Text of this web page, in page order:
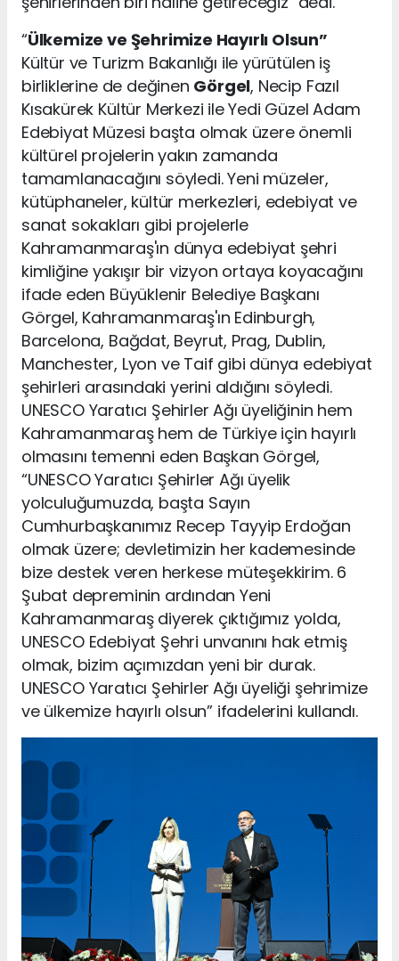
“Ülkemize ve Şehrimize Hayırlı Olsun”
Kültür ve Turizm Bakanlığı ile yürütülen iş
birliklerine de değinen Görgel, Necip Fazıl
Kısakürek Kültür Merkezi ile Yedi Güzel Adam
Edebiyat Müzesi başta olmak üzere önemli
kültürel projelerin yakın zamanda
tamamlanacağını söyledi. Yeni müzeler,
kütüphaneler, kültür merkezleri, edebiyat ve
sanat sokakları gibi projelerle
Kahramanmaraş'ın dünya edebiyat şehri
kimliğine yakışır bir vizyon ortaya koyacağını
ifade eden Büyüklenir Belediye Başkanı
Görgel, Kahramanmaraş'ın Edinburgh,
Barcelona, Bağdat, Beyrut, Prag, Dublin,
Manchester, Lyon ve Taif gibi dünya edebiyat
şehirleri arasındaki yerini aldığını söyledi.
UNESCO Yaratıcı Şehirler Ağı üyeliğinin hem
Kahramanmaraş hem de Türkiye için hayırlı
olmasını temenni eden Başkan Görgel,
“UNESCO Yaratıcı Şehirler Ağı üyelik
yolculuğumuzda, başta Sayın
Cumhurbaşkanımız Recep Tayyip Erdoğan
olmak üzere; devletimizin her kademesinde
bize destek veren herkese müteşekkirim. 6
Şubat depreminin ardından Yeni
Kahramanmaraş diyerek çıktığımız yolda,
UNESCO Edebiyat Şehri unvanını hak etmiş
olmak, bizim açımızdan yeni bir durak.
UNESCO Yaratıcı Şehirler Ağı üyeliği şehrimize
ve ülkemize hayırlı olsun” ifadelerini kullandı.